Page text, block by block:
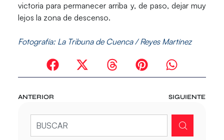
victoria para permanecer arriba y, de paso, dejar muy
lejos la zona de descenso.
Fotografía: La Tribuna de Cuenca / Reyes Martínez
ANTERIOR SIGUIENTE